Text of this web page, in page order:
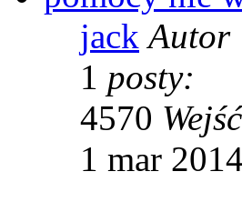
jack Autor
1 posty:
4570 Wejść
1 mar